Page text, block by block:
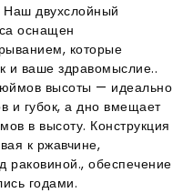
двухслойный
оснащен
которые
и ваше здравомыслие..
высоты — идеально
и губок, а дно вмещает
в высоту. Конструкция
к ржавчине,
раковиной., обеспечение
годами.